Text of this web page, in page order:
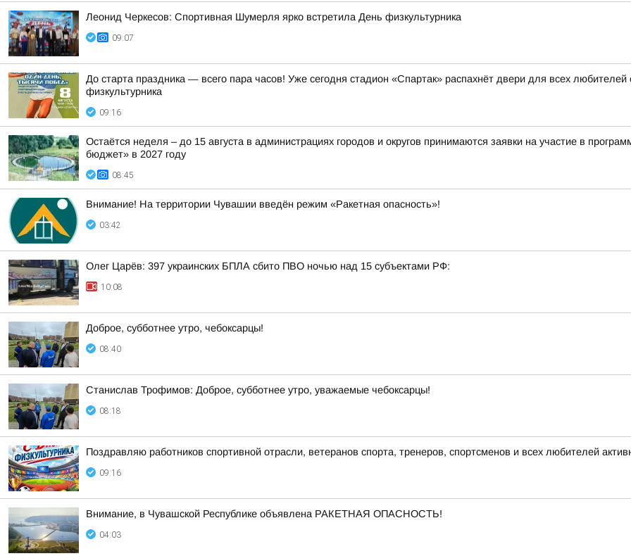
Леонид Черкесов: Спортивная Шумерля ярко встретила День физкультурника
09:07
До старта праздника — всего пара часов! Уже сегодня стадион «Спартак» распахнёт двери для всех
физкультурника
09:16
Остаётся неделя – до 15 августа в администрациях городов и округов принимаются заявки на участие в
бюджет» в 2027 году
08:45
Внимание! На территории Чувашии введён режим «Ракетная опасность»!
03:42
Олег Царёв: 397 украинских БПЛА сбито ПВО ночью над 15 субъектами РФ:
10:08
Доброе, субботнее утро, чебоксарцы!
08:40
Станислав Трофимов: Доброе, субботнее утро, уважаемые чебоксарцы!
08:18
Поздравляю работников спортивной отрасли, ветеранов спорта, тренеров, спортсменов и всех любителей
09:16
Внимание, в Чувашской Республике объявлена РАКЕТНАЯ ОПАСНОСТЬ!
04:03